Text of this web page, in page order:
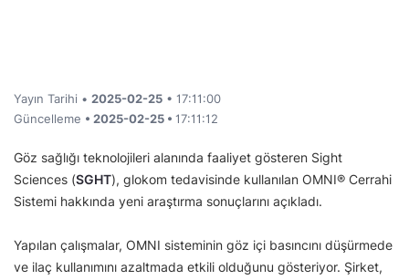
Yayın Tarihi • 2025-02-25 • 17:11:00
Güncelleme • 2025-02-25 • 17:11:12
Göz sağlığı teknolojileri alanında faaliyet gösteren Sight
Sciences (SGHT), glokom tedavisinde kullanılan OMNI® Cerrahi
Sistemi hakkında yeni araştırma sonuçlarını açıkladı.
Yapılan çalışmalar, OMNI sisteminin göz içi basıncını düşürmede
ve ilaç kullanımını azaltmada etkili olduğunu gösteriyor. Şirket,